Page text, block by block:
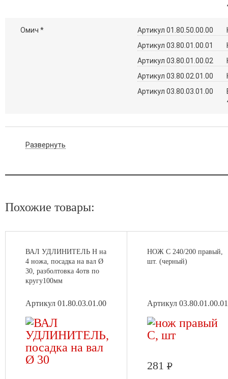
Омич * Артикул 01.80.50.00.00
Артикул 03.80.01.00.01
Артикул 03.80.01.00.02
Артикул 03.80.02.01.00
Артикул 03.80.03.01.00
Развернуть
Похожие товары:
ВАЛ УДЛИНИТЕЛЬ Н на
4 ножа, посадка на вал Ø
30, разболтовка 4отв по
кругу100мм
Артикул 01.80.03.01.00
НОЖ С 240/200 правый,
шт. (черный)
Артикул 03.80.01.00.01
281 Р